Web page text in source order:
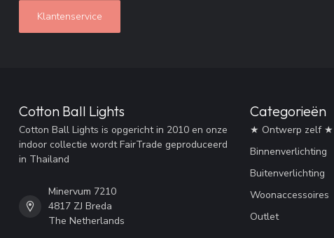
Klantenservice
Cotton Ball Lights
Cotton Ball Lights is opgericht in 2010 en onze
indoor collectie wordt FairTrade geproduceerd
in Thailand
Minervum 7210
4817 ZJ Breda
The Netherlands
Categorieën
★ Ontwerp zelf ★
Binnenverlichting
Buitenverlichting
Woonaccessoires
Outlet